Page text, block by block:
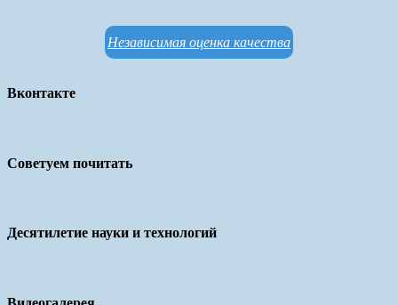
Независимая оценка качества
Вконтакте
Советуем почитать
Десятилетие науки и технологий